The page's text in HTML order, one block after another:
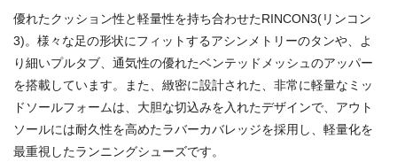
優れたクッション性と軽量性を持ち合わせたRINCON3(リンコン
3)。様々な足の形状にフィットするアシンメトリーのタンや、よ
り細いプルタブ、通気性の優れたベンテッドメッシュのアッパー
を搭載しています。また、緻密に設計された、非常に軽量なミッ
ドソールフォームは、大胆な切込みを入れたデザインで、アウト
ソールには耐久性を高めたラバーカバレッジを採用し、軽量化を
最重視したランニングシューズです。